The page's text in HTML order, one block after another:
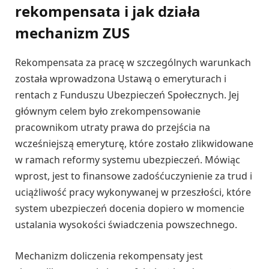
rekompensata i jak działa
mechanizm ZUS
Rekompensata za pracę w szczególnych warunkach
została wprowadzona Ustawą o emeryturach i
rentach z Funduszu Ubezpieczeń Społecznych. Jej
głównym celem było zrekompensowanie
pracownikom utraty prawa do przejścia na
wcześniejszą emeryturę, które zostało zlikwidowane
w ramach reformy systemu ubezpieczeń. Mówiąc
wprost, jest to finansowe zadośćuczynienie za trud i
uciążliwość pracy wykonywanej w przeszłości, które
system ubezpieczeń docenia dopiero w momencie
ustalania wysokości świadczenia powszechnego.
Mechanizm doliczenia rekompensaty jest